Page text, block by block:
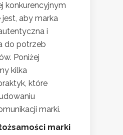
konkurencyjnym
aby marka
i
do potrzeb
Poniżej
kilka
które
marki.
marki